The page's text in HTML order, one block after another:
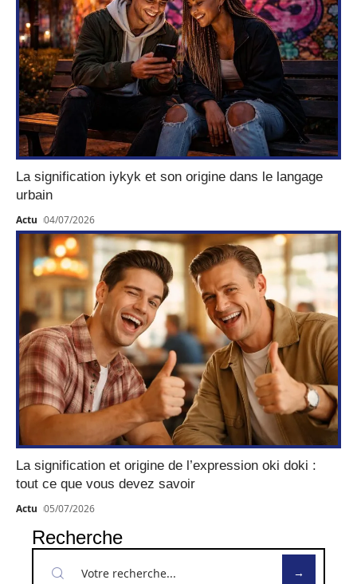
La signification iykyk et son origine dans le langage
urbain
Actu 04/07/2026
La signification et origine de l’expression oki doki :
tout ce que vous devez savoir
Actu 05/07/2026
Recherche